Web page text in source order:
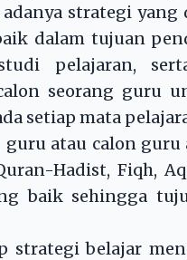
strategi yang
dalam tujuan
pelajaran,
seorang guru
setiap mata
atau calon guru
Hadist, Fiqh,
baik sehingga
belajar